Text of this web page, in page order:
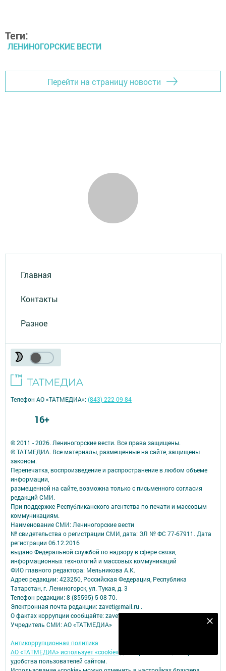
Теги:
ЛЕНИНОГОРСКИЕ ВЕСТИ
Перейти на страницу новости
Главная
Контакты
Разное
© 2011 - 2026. Лениногорские вести. Все права защищены.
© ТАТМЕДИА. Все материалы, размещенные на сайте, защищены
законом.
Перепечатка, воспроизведение и распространение в любом объеме
информации,
размещенной на сайте, возможна только с письменного согласия
редакций СМИ.
При поддержке Республиканского агентства по печати и массовым
коммуникациям.
Наименование СМИ: Лениногорские вести
№ свидетельства о регистрации СМИ, дата: ЭЛ № ФС 77-67911. Дата
регистрации 06.12.2016
выдано Федеральной службой по надзору в сфере связи,
информационных технологий и массовых коммуникаций
ФИО главного редактора: Мельникова А.К.
Адрес редакции: 423250, Российская Федерация, Республика
Татарстан, г. Лениногорск, ул. Тукая, д. 3
Телефон редакции: 8 (85595) 5-08-70.
Электронная почта редакции: zaveti@mail.ru .
О фактах коррупции сообщайте: zaveti@mail.ru
Учредитель СМИ: АО «ТАТМЕДИА»
Антикоррупционная политика
АО «ТАТМЕДИА» использует «cookie»
удобства пользователей сайтом.
Телефон АО «ТАТМЕДИА»:(843) 222 09 84
16+